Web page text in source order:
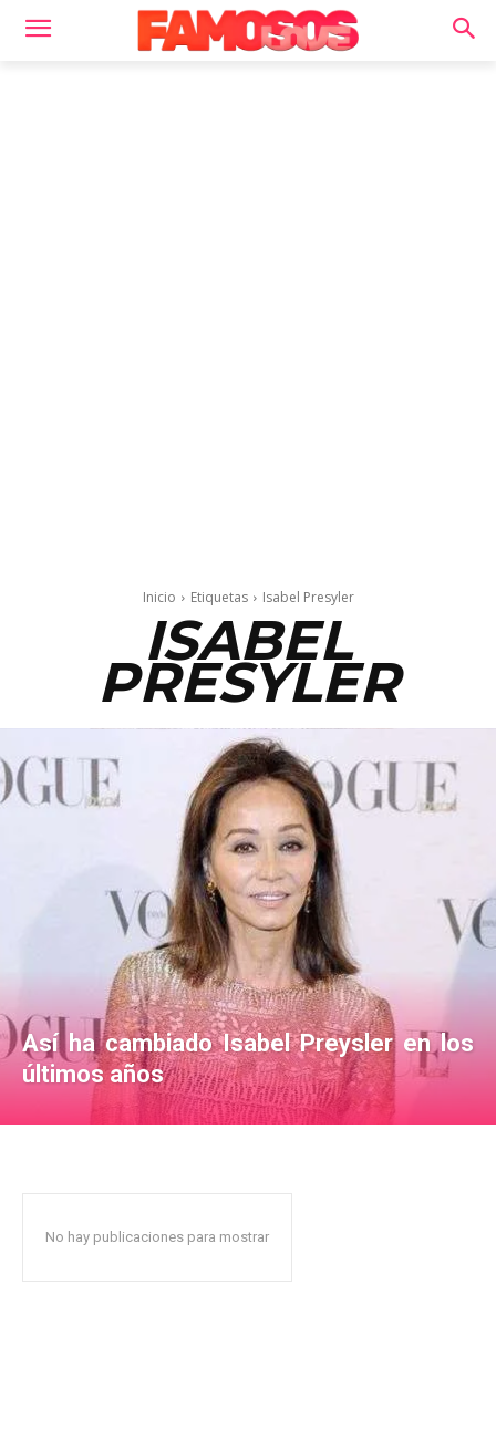
Inicio Etiquetas Isabel Presyler
ISABEL
PRESYLER
Así ha cambiado Isabel Preysler en los
últimos años
No hay publicaciones para mostrar